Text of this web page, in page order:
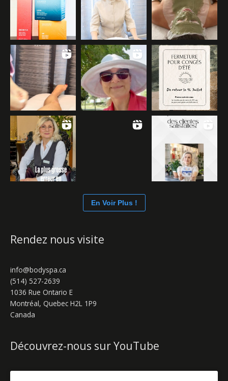
En Voir Plus !
Rendez nous visite
info@bodyspa.ca
(514) 527-2639
1036 Rue Ontario E
Montréal, Quebec H2L 1P9
Canada
Découvrez-nous sur YouTube